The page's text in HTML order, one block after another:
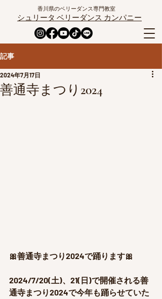
香川県のベリーダンス専門教室
シュリータ ベリーダンス カンパニー
記事
善通寺まつり2024
2024年7月17日
🎀善通寺まつり2024で踊ります🎀
2024/7/20(土)、21(日)で開催される善
通寺まつり2024で今年も踊らせていた